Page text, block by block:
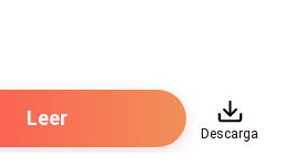
Leer
Descarga